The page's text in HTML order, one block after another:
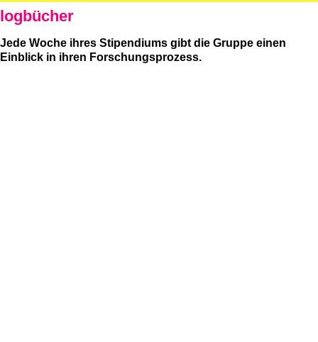
logbücher
Jede Woche ihres Stipendiums gibt die Gruppe einen
Einblick in ihren Forschungsprozess.